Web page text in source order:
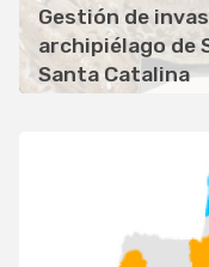
Gestión de
archipiélago de
Santa Catalina